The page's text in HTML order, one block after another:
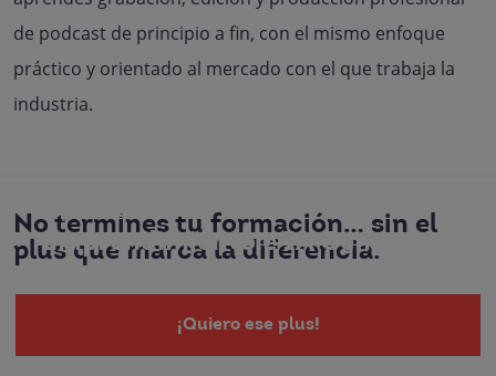
de podcast de principio a fin, con el mismo enfoque
práctico y orientado al mercado con el que trabaja la
industria.
No termines tu formación… sin el
plus que marca la diferencia.
Especialización en
Emprendimiento e IA Generativa
¡Quiero ese plus!